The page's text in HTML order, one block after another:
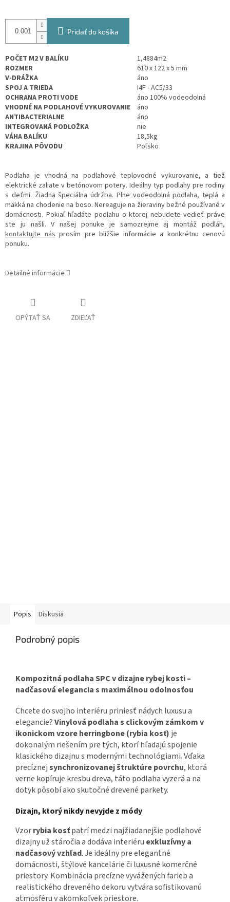
Pridať do košíka
POČET M2 V BALÍKU 1,4884m2
ROZMER
610 x 122x 5 mm
V-DRÁŽKA
áno
SPOJ A TRIEDA
I4F - AC5/33
OCHRANA PROTI VODE
áno 100% vodeodolná
VHODNÉ NA PODLAHOVÉ VYKUROVANIE
áno
ANTIBACTERIALNE
áno
INTEGROVANÁ PODLOŽKA
nie
VÁHA BALÍKU
18,5kg
KRAJINA PÔVODU
Poľsko
Podlaha je vhodná na podlahové teplovodné vykurovanie, a tiež
elektrické zaliate v betónovom potery. Ideálny typ podlahy pre rodiny
s deťmi. Žiadna špeciálna údržba. Plne vodeodolná podlaha, teplá a
mäkká na chodenie na boso. Nereaguje na žieraviny bežné používané v
domácnosti. Pokiaľ hľadáte podlahu o ktorej nebudete vedieť práve
ste ju našli. V našej ponuke je samozrejme aj montáž podláh,
kontaktujte násprosím pre bližšie informácie a konkrétnu cenovú
ponuku.
Detailné informácie
OPÝTAŤ SA ZDIEĽAŤ
Popis Diskusia
Podrobný popis
Kompozitná podlaha SPC v dizajne rybej kosti –
nadčasová elegancia s maximálnou odolnosťou
Chcete do svojho interiéru priniesť nádych luxusu a
elegancie?Vinylová podlaha s clickovým zámkom v
ikonickom vzore herringbone (rybia kosť) je
dokonalým riešením pre tých, ktorí hľadajú spojenie
klasického dizajnu s modernými technológiami. Vďaka
precíznejsynchronizovanej štruktúre povrchu, ktorá
verne kopíruje kresbu dreva, táto podlaha vyzerá a na
dotyk pôsobí ako skutočné drevené parkety.
Dizajn, ktorý nikdy nevyjde z módy
Vzorrybia kosťpatrí medzi najžiadanejšie podlahové
dizajny už stáročia a dodáva interiéru exkluzívny a
nadčasový vzhľad. Je ideálny pre elegantné
domácnosti, štýlové kancelárie či luxusné komerčné
priestory. Kombinácia precízne vyvážených farieb a
realistického dreveného dekoru vytvára sofistikovanú
atmosféru v akomkoľvek priestore.